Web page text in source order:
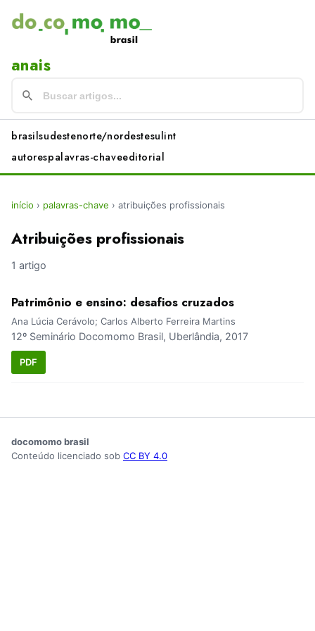
anais
brasilsudestenorte/nordestesulint
autorespalavras-chaveeditorial
início › palavras-chave › atribuições profissionais
Atribuições profissionais
1 artigo
Patrimônio e ensino: desafios cruzados
Ana Lúcia Cerávolo; Carlos Alberto Ferreira Martins
12º Seminário Docomomo Brasil, Uberlândia, 2017
PDF
docomomo brasil
Conteúdo licenciado sob CC BY 4.0